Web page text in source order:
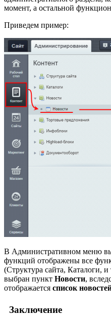
момент, а остальной
Приведем пример:
В Административном меню
функций отображены все
(Структура сайта, Каталоги,
выбран пункт Новости,
отображается список
Заключение